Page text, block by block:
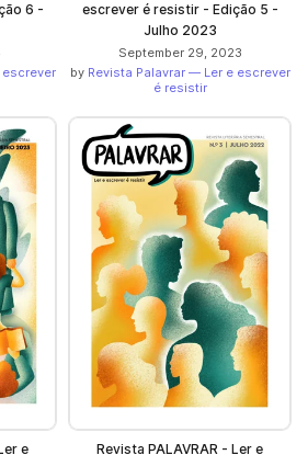
6 -
escrever
escrever é resistir - Edição 5 -
Julho 2023
September 29, 2023
by Revista Palavrar — Ler e escrever
é resistir
e Revista PALAVRAR - Ler e